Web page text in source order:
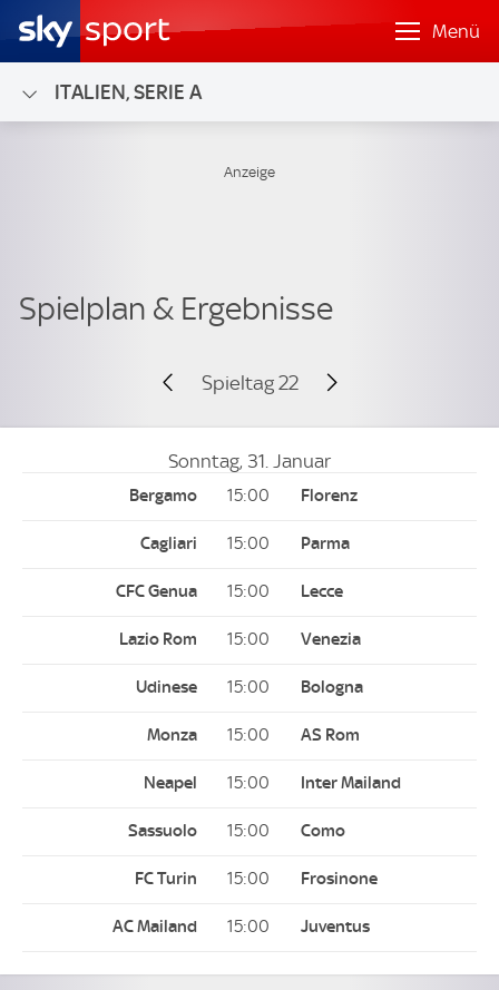
Menü
ITALIEN, SERIE A
Spieltag 22
Sonntag, 31. Januar
15:00
15:00
15:00
15:00
15:00
15:00
15:00
15:00
15:00
15:00